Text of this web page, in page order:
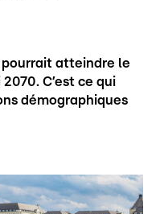
pourrait atteindre le
C’est ce qui
démographiques